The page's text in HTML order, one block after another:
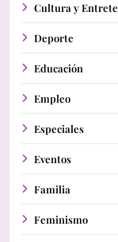
Cultura y
Deporte
Educación
Empleo
Especiales
Eventos
Familia
Feminismo